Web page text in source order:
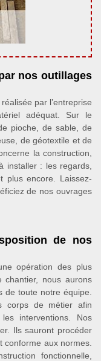
nos outillages
par l’entreprise
adéquat. Sur le
pioche, de sable, de
de géotextile et de
la construction,
installer : les regards,
plus encore. Laissez-
de nos ouvrages
de nos
opération des plus
nous aurons
de toute notre équipe.
corps de métier afin
interventions. Nos
Ils sauront procéder
aux normes.
fonctionnelle,